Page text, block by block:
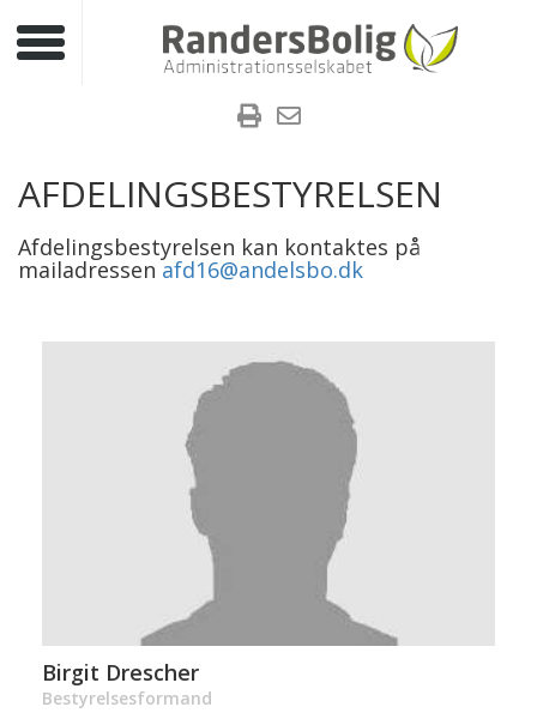
Toggle navigation
AFDELINGSBESTYRELSEN
Afdelingsbestyrelsen kan kontaktes på
mailadressenafd16@andelsbo.dk
Birgit Drescher
Bestyrelsesformand